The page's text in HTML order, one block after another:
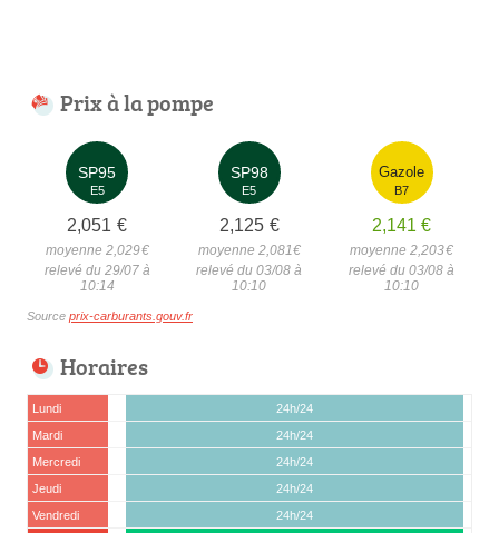
Prix à la pompe
SP95
E5
2,051 €
moyenne 2,029€
relevé du 29/07 à
10:14
SP98
E5
2,125 €
moyenne 2,081€
relevé du 03/08 à
10:10
Gazole
B7
2,141 €
moyenne 2,203€
relevé du 03/08 à
10:10
Source prix-carburants.gouv.fr
Horaires
Lundi
24h/24
Mardi
24h/24
Mercredi
24h/24
Jeudi
24h/24
Vendredi
24h/24